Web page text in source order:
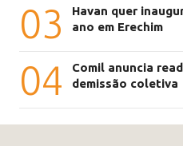
03
Havan quer
ano em Erechim
04
Comil anuncia
demissão coletiva